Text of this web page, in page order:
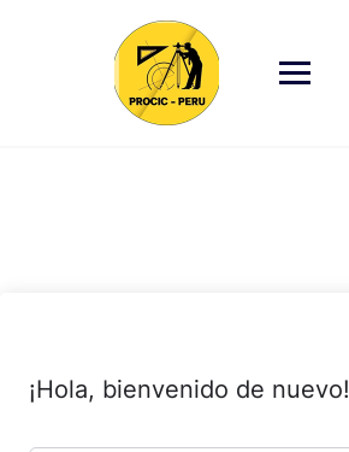
¡Hola, bienvenido de nuevo!